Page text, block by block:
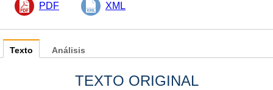
PDF XML
Texto
TEXTO ORIGINAL
Análisis